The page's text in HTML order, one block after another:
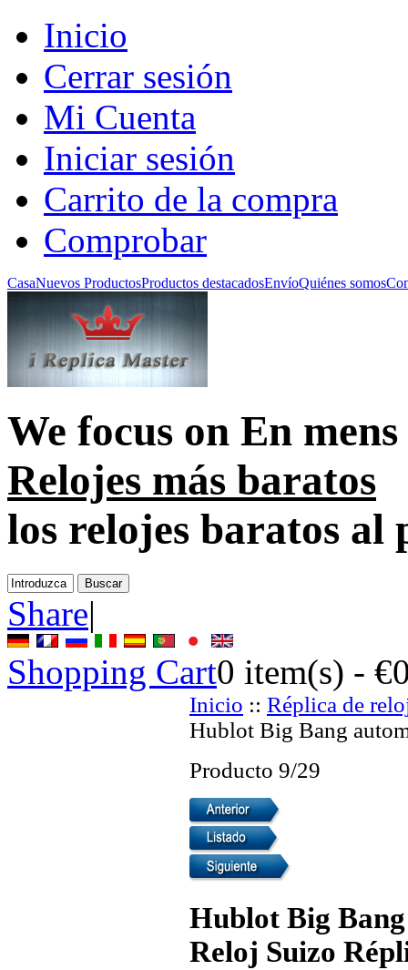
Inicio
Cerrar sesión
Mi Cuenta
Iniciar sesión
Carrito de la compra
Comprobar
CasaNuevos ProductosProductos destacadosEnvíoQuiénes somos
We focus on En
Relojes más baratos
los relojes baratos al
Share|
Shopping Cart0 item(s) -
Inicio :: Réplica de
Hublot Big Bang
Producto 9/29
Hublot Big
Reloj Suizo